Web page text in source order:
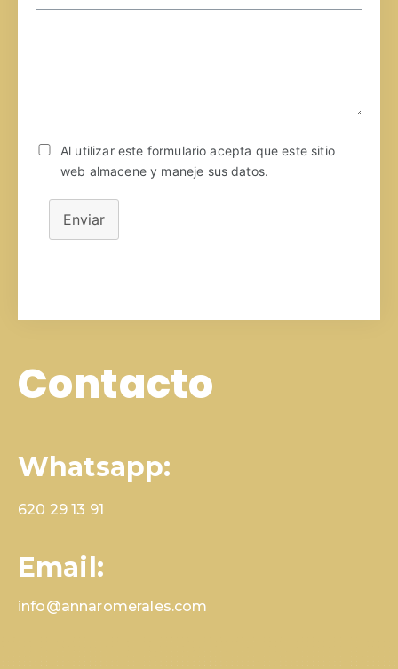
Al utilizar este formulario acepta que este sitio
web almacene y maneje sus datos.
Enviar
Contacto
Whatsapp:
620 29 13 91
Email:
info@annaromerales.com